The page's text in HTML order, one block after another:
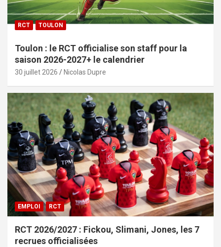
RCT TOULON
Toulon : le RCT officialise son staff pour la
saison 2026-2027+ le calendrier
30 juillet 2026 Nicolas Dupre
EMPLOI RCT
RCT 2026/2027 : Fickou, Slimani, Jones, les 7
recrues officialisées